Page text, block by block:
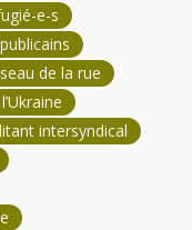
e-s
de la rue
intersyndical